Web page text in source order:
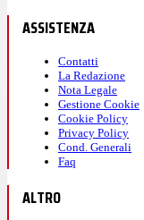
ASSISTENZA
Contatti
La Redazione
Nota Legale
Gestione Cookie
Cookie Policy
Privacy Policy
Cond. Generali
Faq
ALTRO